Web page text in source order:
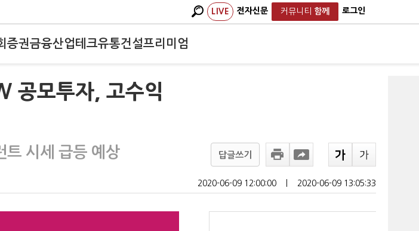
LIVE 전자신문 커뮤니티 함께 로그인
증권금융산업테크유통건설프리미엄
공모투자, 고수익
트 시세 급등 예상 답글쓰기
2020-06-09 12:00:00 2020-06-09 13:05:33